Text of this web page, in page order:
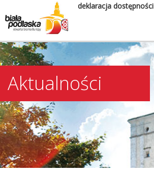
deklaracja dostępności
Aktualności